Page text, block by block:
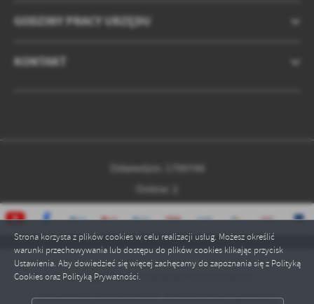
Strona korzysta z plików cookies w celu realizacji usług. Możesz określić
warunki przechowywania lub dostępu do plików cookies klikając przycisk
Ustawienia. Aby dowiedzieć się więcej zachęcamy do zapoznania się z Polityką
Cookies oraz Polityką Prywatności.
GODZINY PRACY URZĘDU
KONTAKT
Odwiedzin: 1799749
Online: 2
Copyright by czarnkowsko-trzcianecki.pl
Powered by2ClickPortal® - Portale nowej generacji